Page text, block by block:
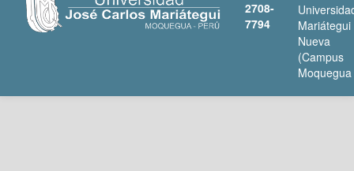
2708-
7794
Mariátegui
Nueva